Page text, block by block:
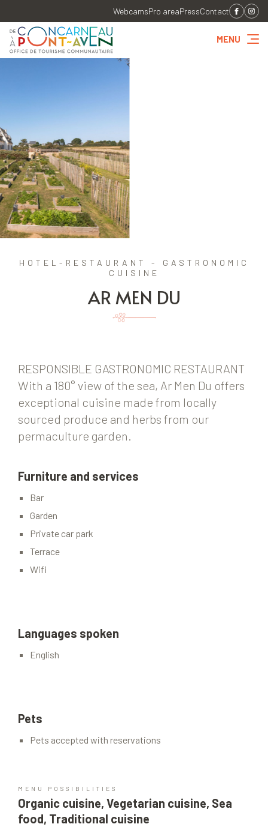
WebcamsPro areaPressContact
MENU
HOTEL-RESTAURANT - GASTRONOMIC
CUISINE
AR MEN DU
RESPONSIBLE GASTRONOMIC RESTAURANT
With a 180° view of the sea, Ar Men Du offers
exceptional cuisine made from locally
sourced produce and herbs from our
permaculture garden.
Furniture and services
Bar
Garden
Private car park
Terrace
Wifi
Languages spoken
English
Pets
Pets accepted with reservations
MENU POSSIBILITIES
Organic cuisine, Vegetarian cuisine, Sea
food, Traditional cuisine